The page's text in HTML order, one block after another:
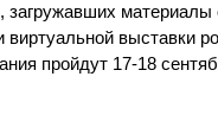
материалы
выставки
пройдут 17-18